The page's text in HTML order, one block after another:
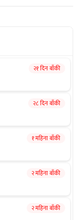
२१ दिन बाँकी
२८ दिन बाँकी
१ महिना बाँकी
२ महिना बाँकी
२ महिना बाँकी